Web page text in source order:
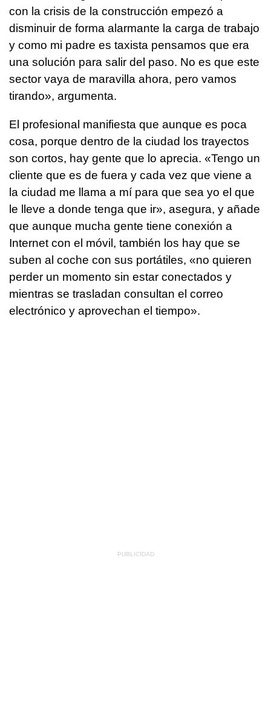
con la crisis de la construcción empezó a
disminuir de forma alarmante la carga de trabajo
y como mi padre es taxista pensamos que era
una solución para salir del paso. No es que este
sector vaya de maravilla ahora, pero vamos
tirando», argumenta.
El profesional manifiesta que aunque es poca
cosa, porque dentro de la ciudad los trayectos
son cortos, hay gente que lo aprecia. «Tengo un
cliente que es de fuera y cada vez que viene a
la ciudad me llama a mí para que sea yo el que
le lleve a donde tenga que ir», asegura, y añade
que aunque mucha gente tiene conexión a
Internet con el móvil, también los hay que se
suben al coche con sus portátiles, «no quieren
perder un momento sin estar conectados y
mientras se trasladan consultan el correo
electrónico y aprovechan el tiempo».